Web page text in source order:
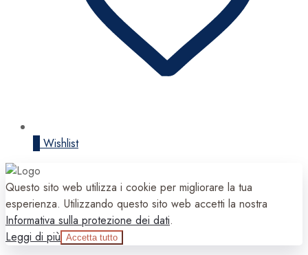
Wishlist
Questo sito web utilizza i cookie per migliorare la tua
esperienza. Utilizzando questo sito web accetti la nostra
Informativa sulla protezione dei dati.
Leggi di più Accetta tutto